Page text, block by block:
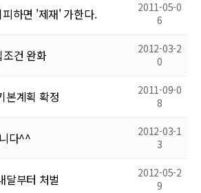
하면 '제재' 가한다.
2011-05-0
6
건 완화
2012-03-2
0
본계획 확정
2011-09-0
8
다^^
2012-03-1
3
달부터 처벌
2012-05-2
9